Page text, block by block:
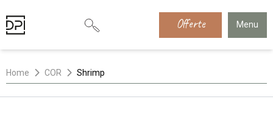
Offerte Menu
Home COR Shrimp